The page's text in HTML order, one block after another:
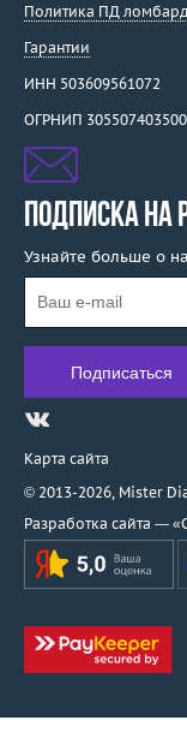
Rodney Rayner
Salvini
Sauro
Schoeffel
Sirin
Skobelev
Sokolov
Staurino Fratelli
Stefan Hafner
Stella
Stenzhorn
Theo Fennell
Tiffany & Co
Toni Gard
Unoaerre
Valente
Valentin
Политика ПД ломбард
Гарантии
ИНН 503609561072
ОГРНИП
ПОДПИСКА НА
Узнайте больше о
Карта сайта
© 2013-2026, Mister
Разработка сайта —